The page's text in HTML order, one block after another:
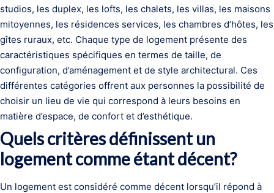
studios, les duplex, les lofts, les chalets, les villas, les maisons
mitoyennes, les résidences services, les chambres d’hôtes, les
gîtes ruraux, etc. Chaque type de logement présente des
caractéristiques spécifiques en termes de taille, de
configuration, d’aménagement et de style architectural. Ces
différentes catégories offrent aux personnes la possibilité de
choisir un lieu de vie qui correspond à leurs besoins en
matière d’espace, de confort et d’esthétique.
Quels critères définissent un
logement comme étant décent?
Un logement est considéré comme décent lorsqu’il répond à